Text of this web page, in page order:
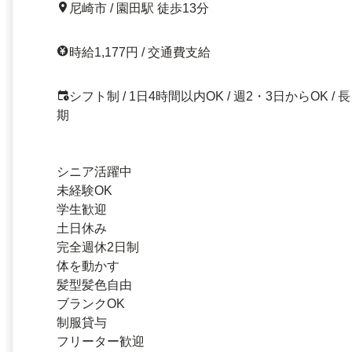
尼崎市 / 園田駅 徒歩13分
時給1,177円 / 交通費支給
シフト制 / 1日4時間以内OK / 週2・3日からOK / 長
期
シニア活躍中
未経験OK
学生歓迎
土日休み
完全週休2日制
体を動かす
髪型髪色自由
ブランクOK
制服貸与
フリーター歓迎